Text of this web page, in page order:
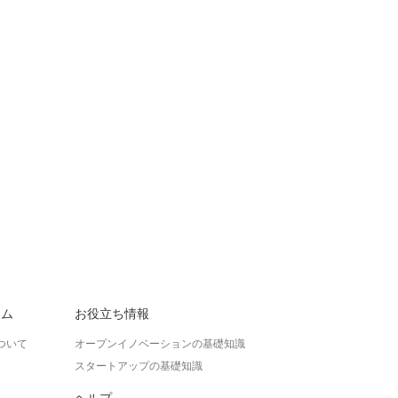
いて
お役立ち情報
オープンイノベーションの基礎知識
スタートアップの基礎知識